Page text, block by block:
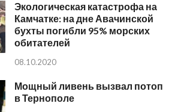
Экологическая катастрофа на
Камчатке: на дне Авачинской
бухты погибли 95% морских
обитателей
08.10.2020
Мощный ливень вызвал потоп
в Тернополе